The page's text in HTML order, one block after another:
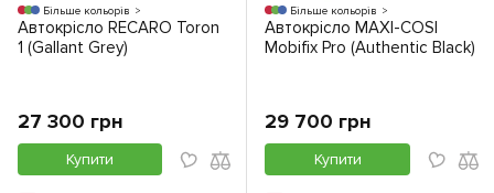
Більше кольорів
Автокрісло RECARO Toron
1 (Gallant Grey)
27 300 грн
Купити
Більше кольорів
Автокрісло MAXI-COSI
Mobifix Pro (Authentic Black)
29 700 грн
Купити